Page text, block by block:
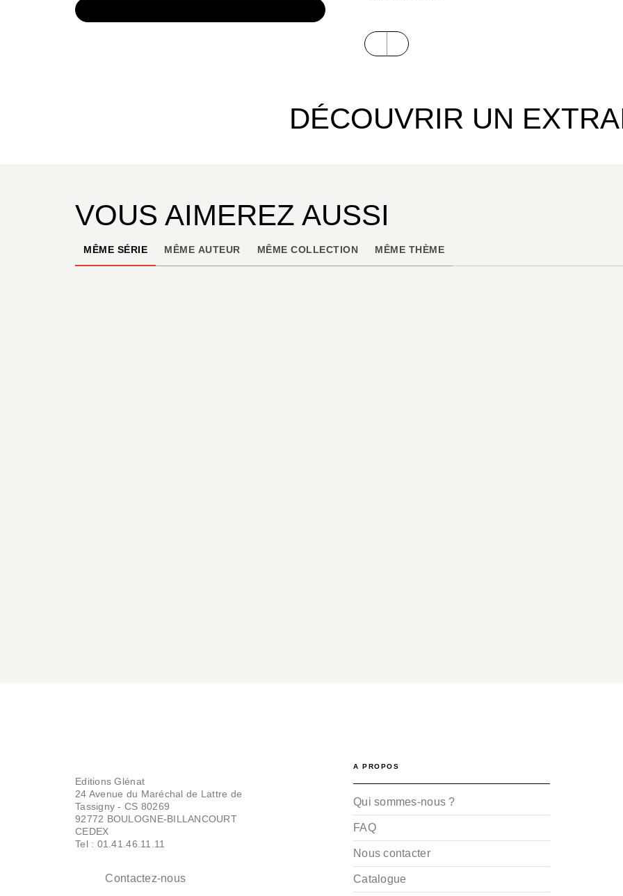
DÉCOUVRIR UN
VOUS AIMEREZ AUSSI
MÊME SÉRIE MÊME AUTEUR MÊME COLLECTION MÊME THÈME
Editions Glénat
24 Avenue du Maréchal de Lattre de
Tassigny - CS 80269
92772 BOULOGNE-BILLANCOURT
CEDEX
Tel : 01.41.46.11.11
Contactez-nous
A PROPOS
Qui sommes-nous ?
FAQ
Nous contacter
Catalogue